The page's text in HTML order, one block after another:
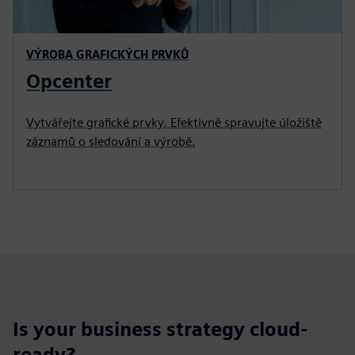
VÝROBA GRAFICKÝCH PRVKŮ
Opcenter
Vytvářejte grafické prvky. Efektivně spravujte úložiště
záznamů o sledování a výrobě.
Is your business strategy cloud-